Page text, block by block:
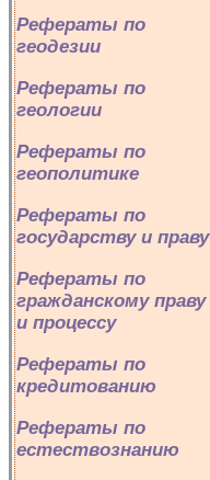
Рефераты по
геодезии
Рефераты по
геологии
Рефераты по
геополитике
Рефераты по
государству и праву
Рефераты по
гражданскому праву
и процессу
Рефераты по
кредитованию
Рефераты по
естествознанию